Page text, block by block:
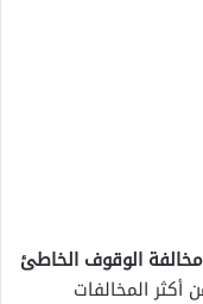
الوقوف الخاطئ
المخالفات